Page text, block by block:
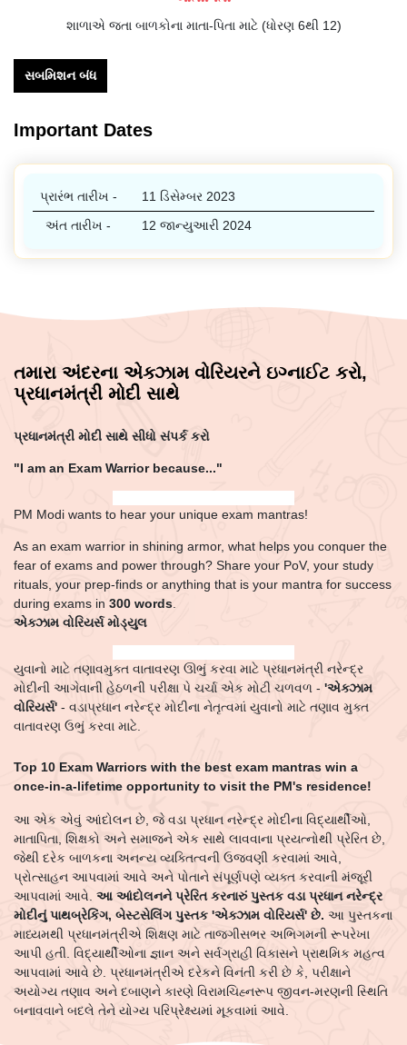
શાળાએ જતા બાળકોના માતા-પિતા માટે (ધોરણ 6થી 12)
સબમિશન બંધ
Important Dates
પ્રારંભ તારીખ -
11 ડિસેમ્બર 2023
અંત તારીખ -
12 જાન્યુઆરી 2024
તમારા અંદરના એક્ઝામ વોરિયરને ઇગ્નાઈટ કરો,
પ્રધાનમંત્રી મોદી સાથે
પ્રધાનમંત્રી મોદી સાથે સીધો સંપર્ક કરો
"I am an Exam Warrior because..."
PM Modi wants to hear your unique exam mantras!
As an exam warrior in shining armor, what helps you conquer the
fear of exams and power through? Share your PoV, your study
rituals, your prep-finds or anything that is your mantra for success
during exams in 300 words.
એક્ઝામ વોરિયર્સ મોડ્યુલ
યુવાનો માટે તણાવમુક્ત વાતાવરણ ઊભું કરવા માટે પ્રધાનમંત્રી નરેન્દ્ર
મોદીની આગેવાની હેઠળની પરીક્ષા પે ચર્ચા એક મોટી ચળવળ - 'એક્ઝામ
વોરિયર્સ' - વડાપ્રધાન નરેન્દ્ર મોદીના નેતૃત્વમાં યુવાનો માટે તણાવ મુક્ત
વાતાવરણ ઉભું કરવા માટે.
Top 10 Exam Warriors with the best exam mantras win a
once-in-a-lifetime opportunity to visit the PM's residence!
આ એક એવું આંદોલન છે, જે વડા પ્રધાન નરેન્દ્ર મોદીના વિદ્યાર્થીઓ,
માતાપિતા, શિક્ષકો અને સમાજને એક સાથે લાવવાના પ્રયત્નોથી પ્રેરિત છે,
જેથી દરેક બાળકના અનન્ય વ્યક્તિત્વની ઉજવણી કરવામાં આવે,
પ્રોત્સાહન આપવામાં આવે અને પોતાને સંપૂર્ણપણે વ્યક્ત કરવાની મંજૂરી
આપવામાં આવે. આ આંદોલનને પ્રેરિત કરનારું પુસ્તક વડા પ્રધાન નરેન્દ્ર
મોદીનું પાથબ્રેકિંગ, બેસ્ટસેલિંગ પુસ્તક 'એક્ઝામ વોરિયર્સ' છે. આ પુસ્તકના
માધ્યમથી પ્રધાનમંત્રીએ શિક્ષણ માટે તાજગીસભર અભિગમની રૂપરેખા
આપી હતી. વિદ્યાર્થીઓના જ્ઞાન અને સર્વગ્રાહી વિકાસને પ્રાથમિક મહત્વ
આપવામાં આવે છે. પ્રધાનમંત્રીએ દરેકને વિનંતી કરી છે કે, પરીક્ષાને
અયોગ્ય તણાવ અને દબાણને કારણે વિરામચિહ્નરૂપ જીવન-મરણની સ્થિતિ
બનાવવાને બદલે તેને યોગ્ય પરિપ્રેક્ષ્યમાં મૂકવામાં આવે.